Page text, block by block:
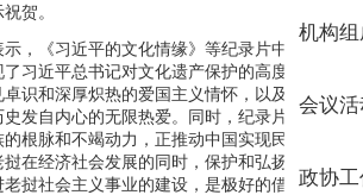
机构组
会议活
政协工
贺。
《习近平的文化情缘》等纪录片中蕴含着
习近平总书记对文化遗产保护的高度重视、
识和深厚炽热的爱国主义情怀，以及他对中
发自内心的无限热爱。同时，纪录片也彰显
根脉和不竭动力，正推动中国实现民族复兴
在经济社会发展的同时，保护和弘扬自己独
挝社会主义事业的建设，是极好的借鉴。